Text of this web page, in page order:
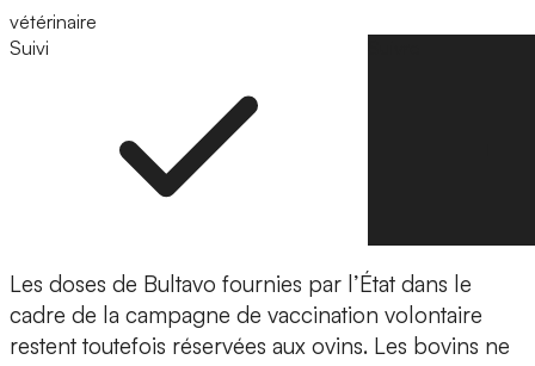
vétérinaire
Suivi
Les doses de Bultavo fournies par l’État dans le
cadre de la campagne de vaccination volontaire
restent toutefois réservées aux ovins. Les bovins ne